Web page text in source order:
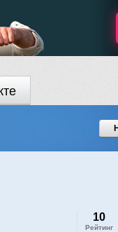
10
Рейтинг